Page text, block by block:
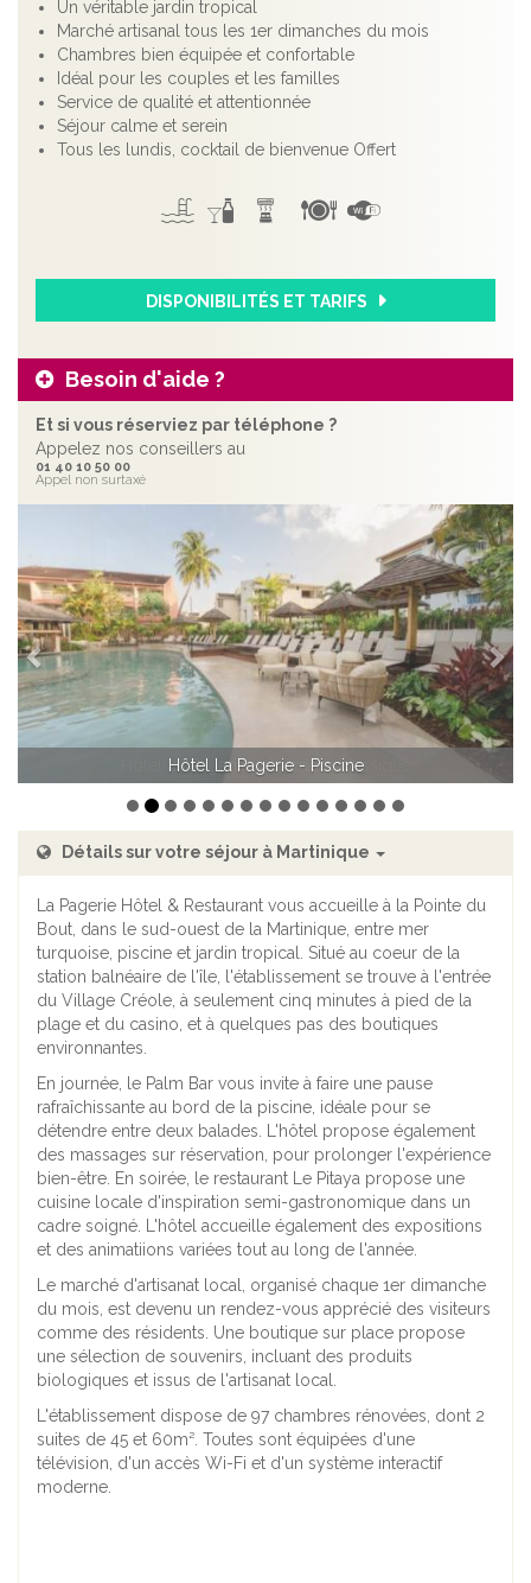
Un véritable jardin tropical
Marché artisanal tous les 1er dimanches du mois
Chambres bien équipée et confortable
Idéal pour les couples et les familles
Service de qualité et attentionnée
Séjour calme et serein
Tous les lundis, cocktail de bienvenue Offert
DISPONIBILITÉS ET TARIFS
Besoin d'aide ?
Et si vous réserviez par téléphone ?
Appelez nos conseillers au
01 40 10 50 00
Appel non surtaxé
Hôtel La Pagerie - Chambre classique
Précédent
Détails sur votre séjour à Martinique
La Pagerie Hôtel & Restaurant vous accueille à la Pointe du
Bout, dans le sud-ouest de la Martinique, entre mer
turquoise, piscine et jardin tropical. Situé au coeur de la
station balnéaire de l'île, l'établissement se trouve à l'entrée
du Village Créole, à seulement cinq minutes à pied de la
plage et du casino, et à quelques pas des boutiques
environnantes.
En journée, le Palm Bar vous invite à faire une pause
rafraîchissante au bord de la piscine, idéale pour se
détendre entre deux balades. L'hôtel propose également
des massages sur réservation, pour prolonger l'expérience
bien-être. En soirée, le restaurant Le Pitaya propose une
cuisine locale d'inspiration semi-gastronomique dans un
cadre soigné. L'hôtel accueille également des expositions
et des animatiions variées tout au long de l'année.
Le marché d'artisanat local, organisé chaque 1er dimanche
du mois, est devenu un rendez-vous apprécié des visiteurs
comme des résidents. Une boutique sur place propose
une sélection de souvenirs, incluant des produits
biologiques et issus de l'artisanat local.
L'établissement dispose de 97 chambres rénovées, dont 2
suites de 45 et 60m². Toutes sont équipées d'une
télévision, d'un accès Wi-Fi et d'un système interactif
moderne.